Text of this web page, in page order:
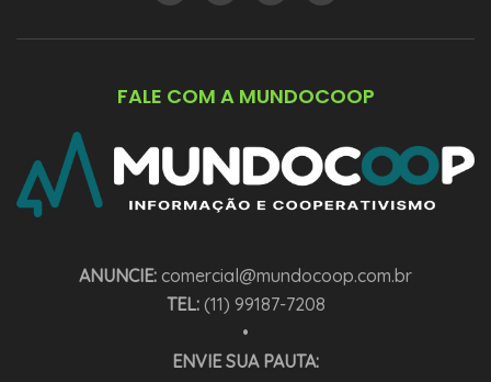
FALE COM A MUNDOCOOP
ANUNCIE: comercial@mundocoop.com.br
TEL:(11) 99187-7208
•
ENVIE SUA PAUTA: